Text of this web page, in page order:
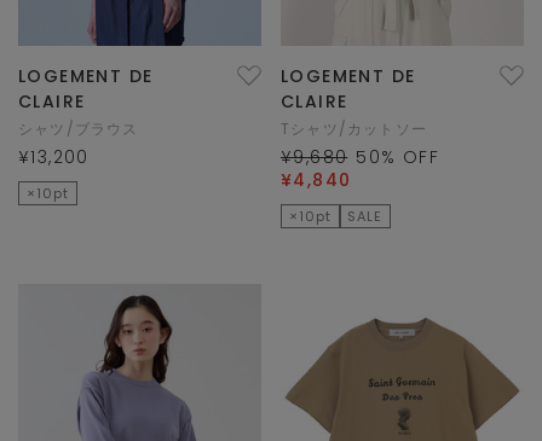
LOGEMENT DE
CLAIRE
シャツ/ブラウス
¥13,200
×10pt
LOGEMENT DE
CLAIRE
Tシャツ/カットソー
¥9,680 50% OFF
¥4,840
×10pt SALE